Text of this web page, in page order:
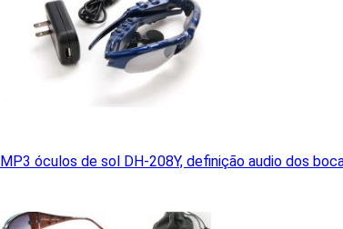
MP3 óculos de sol DH-208Y, definição audio dos